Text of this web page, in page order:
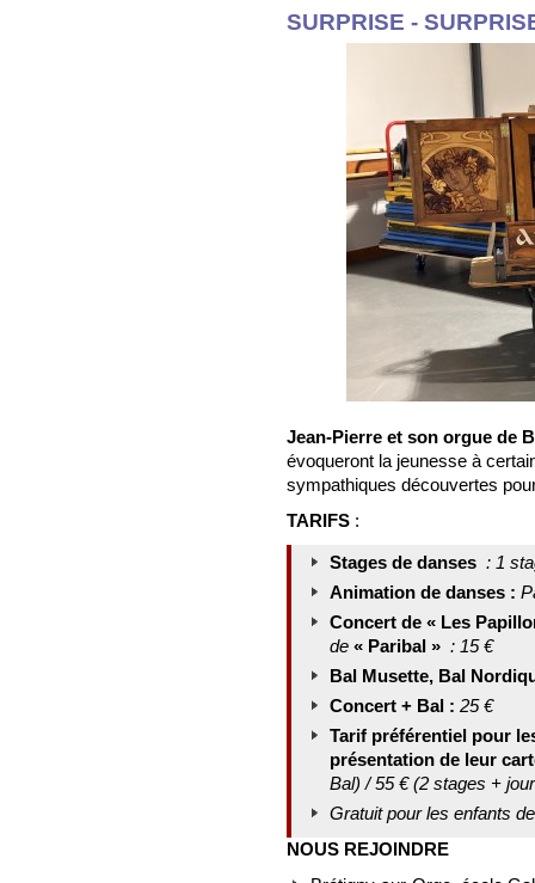
SURPRISE -
Jean-Pierre et son orgue de
évoqueront la jeunesse à
sympathiques découvertes
TARIFS :
Stages de danses : 1
Animation de danses :
Concert de « Les
de « Paribal » : 15 €
Bal Musette, Bal
Concert + Bal : 25 €
Tarif préférentiel pour
présentation de leur
Bal) / 55 € (2 stages +
Gratuit pour les enfants
NOUS REJOINDRE